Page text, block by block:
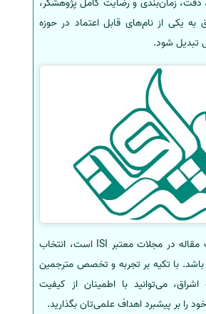
به یکی از نام‌های قابل اعتماد در حوزه
تبدیل شود.
اگر هدف شما چاپ مقاله در مجلات معتبر ISI است، انتخاب
باشد. با تکیه بر تجربه و تخصص مترجمین
می‌توانید با اطمینان از کیفیت
را بر پیشبرد اهداف علمی‌تان بگذارید.